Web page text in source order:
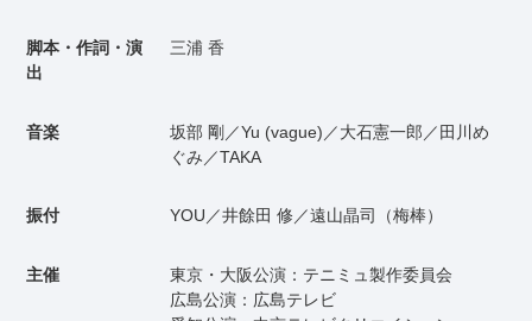
脚本・作詞・演
出
三浦 香
音楽
坂部 剛／Yu (vague)／大石憲一郎／田川め
ぐみ／TAKA
振付 YOU／井餘田 修／遠山晶司（梅棒）
主催
東京・大阪公演：テニミュ製作委員会
広島公演：広島テレビ